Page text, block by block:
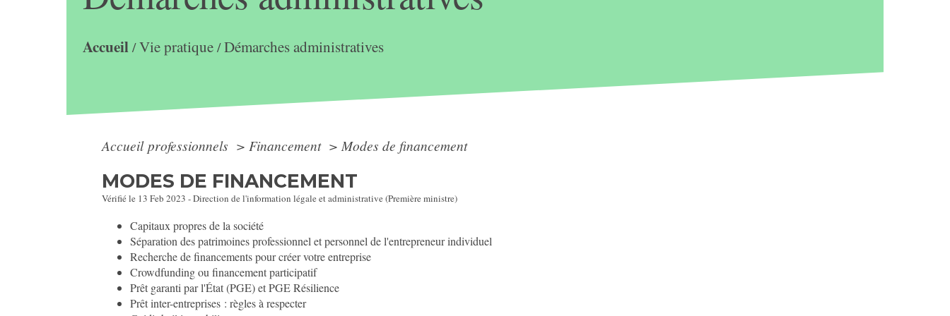
Accueil/Vie pratique/Démarches administratives
Accueil professionnels > Financement > Modes de financement
MODES DE FINANCEMENT
Vérifié le 13 Feb 2023 - Direction de l'information légale et administrative (Première ministre)
Capitaux propres de la société
Séparation des patrimoines professionnel et personnel de l'entrepreneur individuel
Recherche de financements pour créer votre entreprise
Crowdfunding ou financement participatif
Prêt garanti par l'État (PGE) et PGE Résilience
Prêt inter-entreprises : règles à respecter